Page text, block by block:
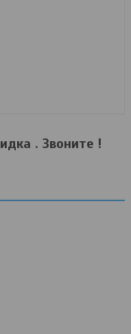
. Звоните !